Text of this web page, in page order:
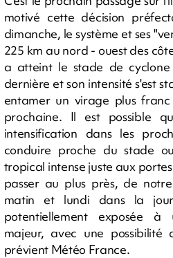
motivé cette décision
dimanche, le système et ses
225 km au nord - ouest des
a atteint le stade de
dernière et son intensité s'est
entamer un virage plus
prochaine. Il est possible
intensification dans les
conduire proche du stade
tropical intense juste aux
passer au plus près, de
matin et lundi dans la
potentiellement exposée à
majeur, avec une possibilité
prévient Météo France.